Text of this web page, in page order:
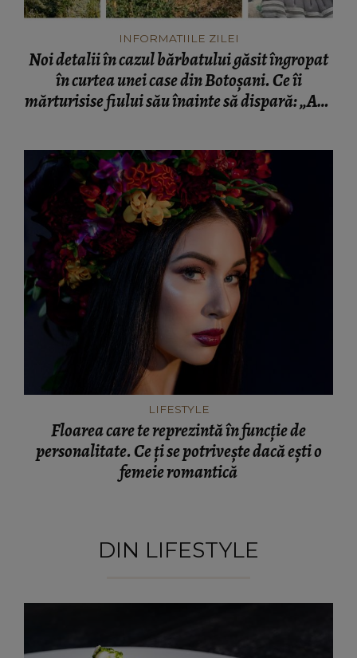
INFORMATIILE ZILEI
Noi detalii în cazul bărbatului găsit îngropat
în curtea unei case din Botoșani. Ce îi
mărturisise fiului său înainte să dispară: „Așa
LIFESTYLE
Floarea care te reprezintă în funcție de
personalitate. Ce ți se potrivește dacă ești o
femeie romantică
DIN LIFESTYLE